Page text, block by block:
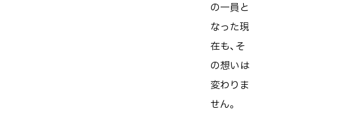
の一員と
なった現
在も、そ
の想いは
変わりま
せん。